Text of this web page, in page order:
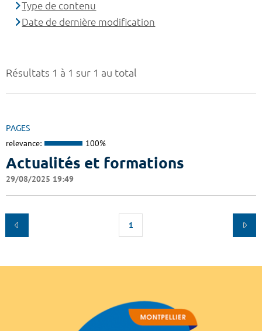
Résultats 1 à 1 sur 1 au total
PAGES
relevance: 100%
Actualités et formations
29/08/2025 19:49
1
Type de contenu
Date de dernière modification